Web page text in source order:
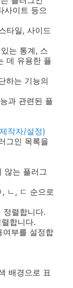
사이트 등으
타일, 사이드
는 통계, 스
데 유용한 플
하는 기능의
과 관련된 플
작자/설정)
그인 목록을
않는 플러그
ㄴ, ㄷ 순으로
정렬합니다.
합니다.
여부를 설정합
배경으로 표